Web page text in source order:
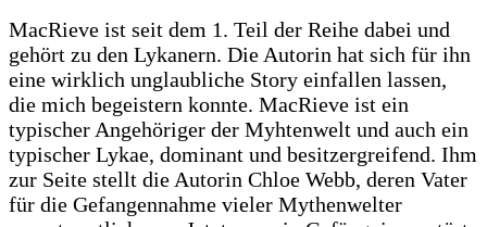
MacRieve ist seit dem 1. Teil der Reihe dabei und
gehört zu den Lykanern. Die Autorin hat sich für ihn
eine wirklich unglaubliche Story einfallen lassen,
die mich begeistern konnte. MacRieve ist ein
typischer Angehöriger der Myhtenwelt und auch ein
typischer Lykae, dominant und besitzergreifend. Ihm
zur Seite stellt die Autorin Chloe Webb, deren Vater
für die Gefangennahme vieler Mythenwelter